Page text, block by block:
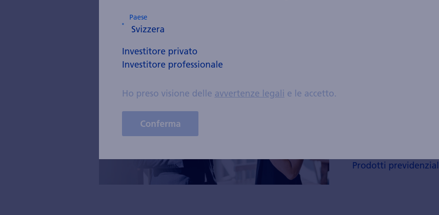
Prodotti
Paese
Investitore privato
Investitore professionale
Ho preso visione delle avvertenze legali e le accetto.
Conferma